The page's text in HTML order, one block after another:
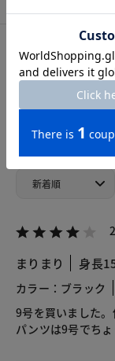
カスタマーレビ
まりまり 身長
カラー：ブラック
9号を買いました
パンツは9号でちょ